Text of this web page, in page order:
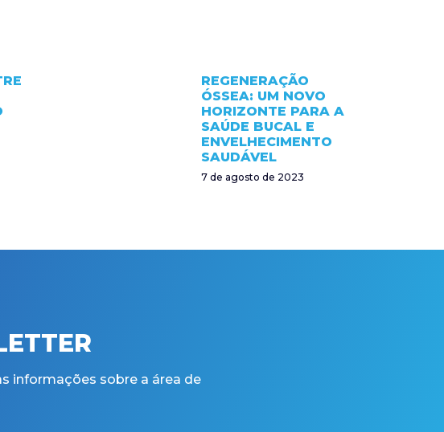
REGENERAÇÃO
ÓSSEA: UM NOVO
HORIZONTE PARA A
SAÚDE BUCAL E
ENVELHECIMENTO
SAUDÁVEL
7 de agosto de 2023
informações sobre a área de